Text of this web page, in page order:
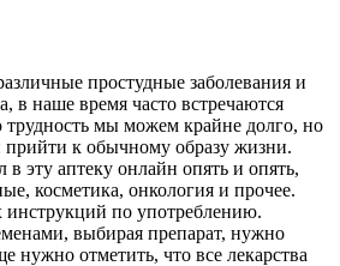
простудные заболевания и
в наше время часто встречаются
мы можем крайне долго, но
прийти к обычному образу жизни.
эту аптеку онлайн опять и опять,
косметика, онкология и прочее.
инструкций по употреблению.
выбирая препарат, нужно
нужно отметить, что все лекарства